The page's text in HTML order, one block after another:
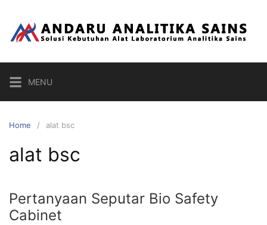
content
MENU
Home alat bsc
alat bsc
Pertanyaan Seputar Bio Safety
Cabinet